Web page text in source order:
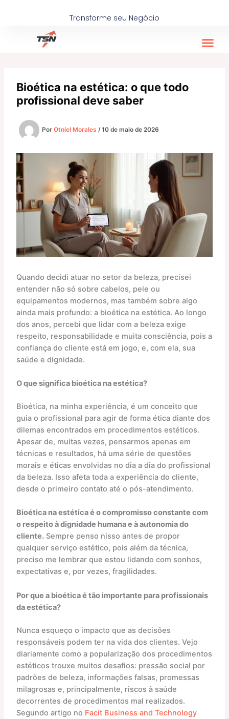
Transforme seu Negócio
Bioética na estética: o que todo
profissional deve saber
Por Otniel Morales /10 de maio de 2026
Quando decidi atuar no setor da beleza, precisei
entender não só sobre cabelos, pele ou
equipamentos modernos, mas também sobre algo
ainda mais profundo: a bioética na estética. Ao longo
dos anos, percebi que lidar com a beleza exige
respeito, responsabilidade e muita consciência, pois a
confiança do cliente está em jogo, e, com ela, sua
saúde e dignidade.
O que significa bioética na estética?
Bioética, na minha experiência, é um conceito que
guia o profissional para agir de forma ética diante dos
dilemas encontrados em procedimentos estéticos.
Apesar de, muitas vezes, pensarmos apenas em
técnicas e resultados, há uma série de questões
morais e éticas envolvidas no dia a dia do profissional
da beleza. Isso afeta toda a experiência do cliente,
desde o primeiro contato até o pós-atendimento.
Bioética na estética é o compromisso constante com
o respeito à dignidade humana e à autonomia do
cliente.Sempre penso nisso antes de propor
qualquer serviço estético, pois além da técnica,
preciso me lembrar que estou lidando com sonhos,
expectativas e, por vezes, fragilidades.
Por que a bioética é tão importante para profissionais
da estética?
Nunca esqueço o impacto que as decisões
responsáveis podem ter na vida dos clientes. Vejo
diariamente como a popularização dos procedimentos
estéticos trouxe muitos desafios: pressão social por
padrões de beleza, informações falsas, promessas
milagrosas e, principalmente, riscos à saúde
decorrentes de procedimentos mal realizados.
Segundo artigo no Facit Business and Technology